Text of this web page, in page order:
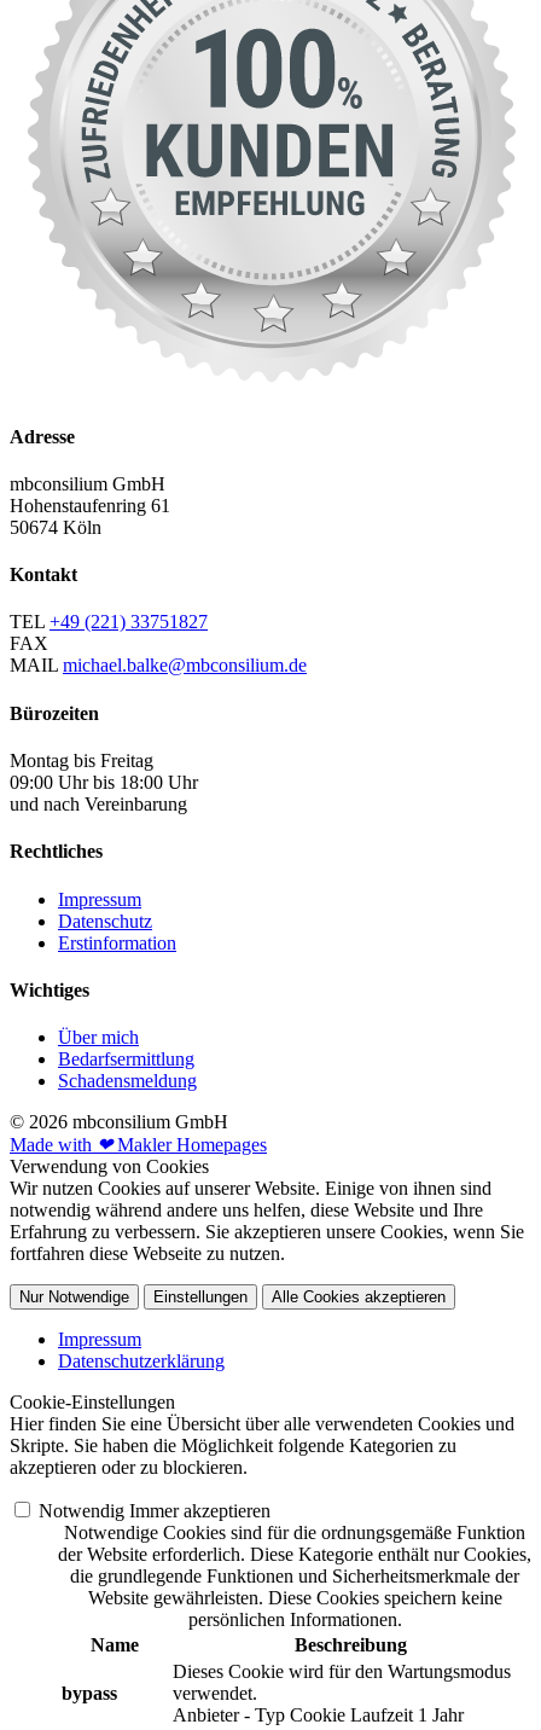
Adresse
mbconsilium GmbH
Hohenstaufenring 61
50674 Köln
Kontakt
TEL +49 (221) 33751827
FAX
MAIL michael.balke@mbconsilium.de
Bürozeiten
Montag bis Freitag
09:00 Uhr bis 18:00 Uhr
und nach Vereinbarung
Rechtliches
Impressum
Datenschutz
Erstinformation
Wichtiges
Über mich
Bedarfsermittlung
Schadensmeldung
© 2026 mbconsilium GmbH
Made with ❤Makler Homepages
Verwendung von Cookies
Wir nutzen Cookies auf unserer Website. Einige von ihnen sind
notwendig während andere uns helfen, diese Website und Ihre
Erfahrung zu verbessern. Sie akzeptieren unsere Cookies, wenn Sie
fortfahren diese Webseite zu nutzen.
Nur Notwendige Einstellungen Alle Cookies akzeptieren
Impressum
Datenschutzerklärung
Cookie-Einstellungen
Hier finden Sie eine Übersicht über alle verwendeten Cookies und
Skripte. Sie haben die Möglichkeit folgende Kategorien zu
akzeptieren oder zu blockieren.
Notwendig Immer akzeptieren
Notwendige Cookies sind für die ordnungsgemäße Funktion
der Website erforderlich. Diese Kategorie enthält nur Cookies,
die grundlegende Funktionen und Sicherheitsmerkmale der
Website gewährleisten. Diese Cookies speichern keine
persönlichen Informationen.
Name
Beschreibung
bypass
Dieses Cookie wird für den Wartungsmodus
verwendet.
Anbieter - Typ Cookie Laufzeit 1 Jahr